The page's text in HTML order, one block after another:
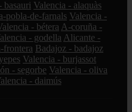
basauri Valencia - alaquàs
pobla-de-farnals Valencia -
- bétera A-coruña -
- godella Alicante -
frontera Badajoz - badajoz
Valencia - burjassot
- segorbe Valencia - oliva
- daimús